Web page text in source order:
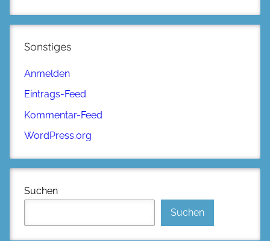
Sonstiges
Anmelden
Eintrags-Feed
Kommentar-Feed
WordPress.org
Suchen
Suchen